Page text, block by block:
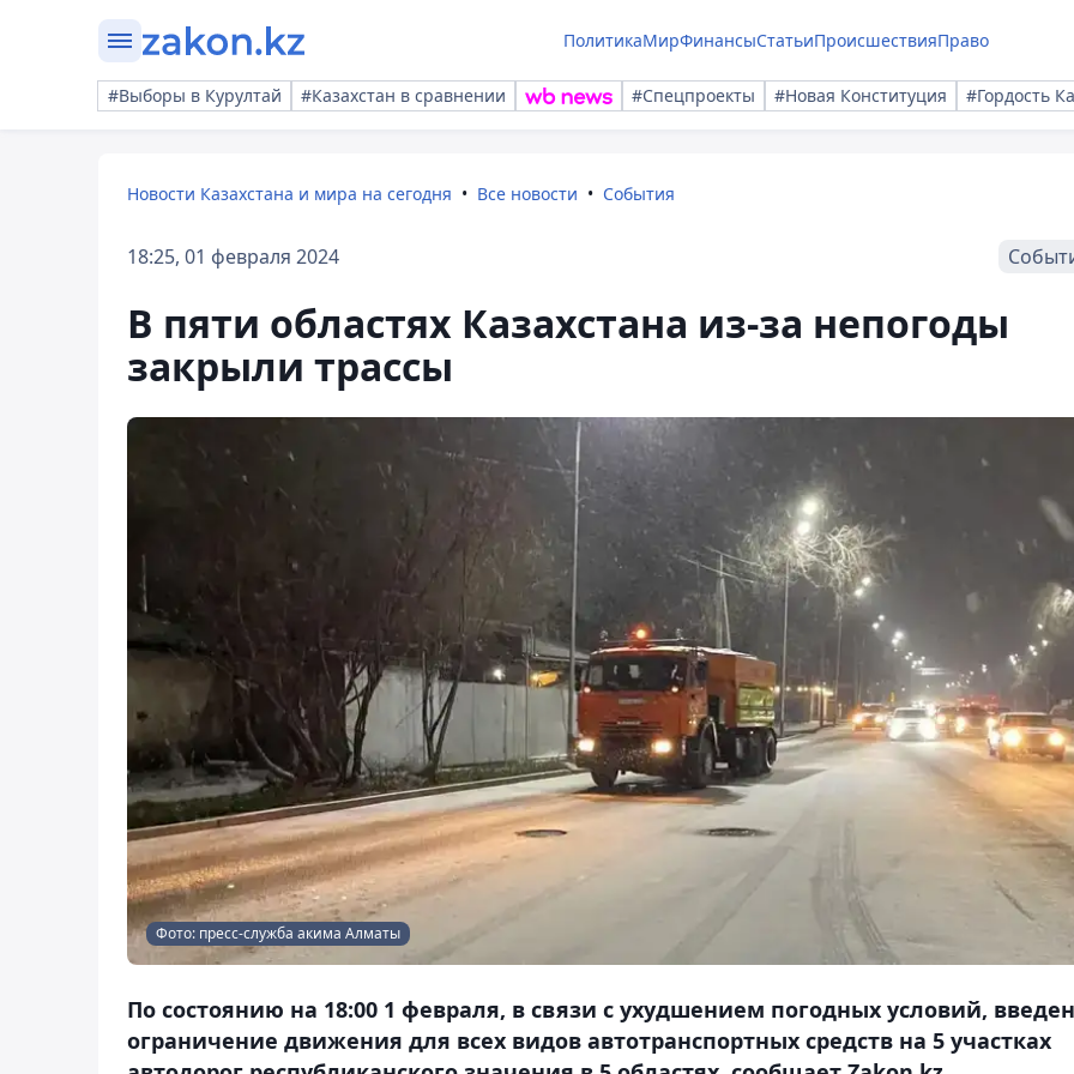
ПолитикаМирФинансыСтатьиПроисшествияПраво
#Выборы в Курултай #Казахстан в сравнении #Спецпроекты #Новая Конституция #Гордость
Новости Казахстана и мира на сегодня Все новости События
18:25, 01 февраля 2024
В пяти областях Казахстана из-за непогоды
закрыли трассы
Фото: пресс-служба акима Алматы
По состоянию на 18:00 1 февраля, в связи с ухудшением погодных условий,
ограничение движения для всех видов автотранспортных средств на 5 участках